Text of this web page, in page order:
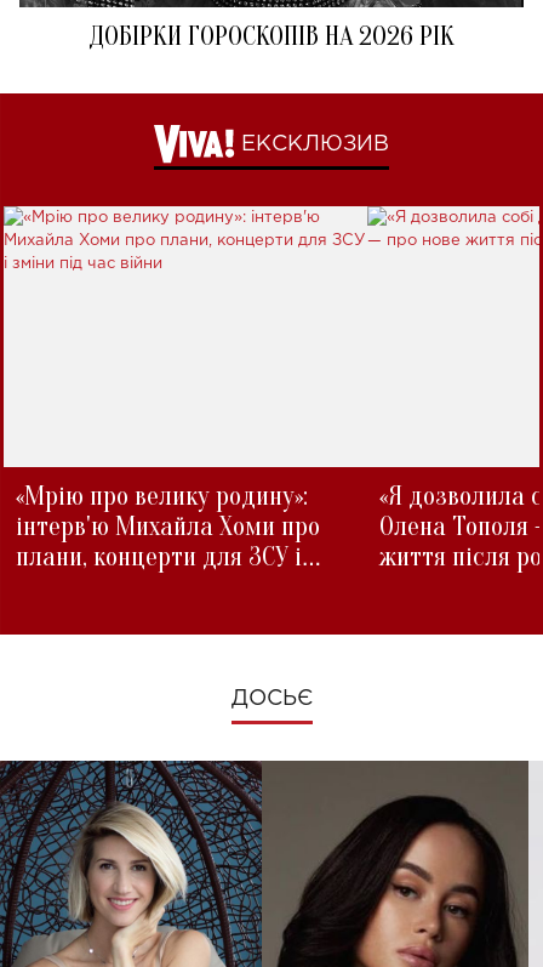
ДОБІРКИ ГОРОСКОПІВ НА 2026 РІК
ЕКСКЛЮЗИВ
«Мрію про велику родину»:
інтерв'ю Михайла Хоми про
плани, концерти для ЗСУ і
«Я дозволила
Олена Тополя
життя після
ДОСЬЄ